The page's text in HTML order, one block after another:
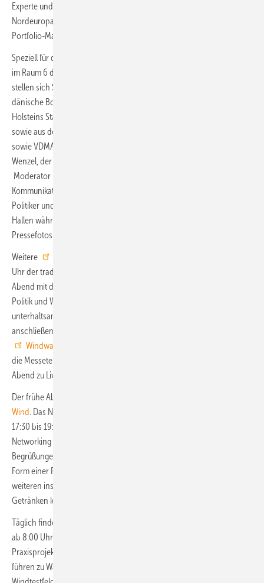
Experte und Bremer Honorarprofessor Dennis-Kenji Kipker, Vestas-
Nordeuropa-Chef Nils de Baar sowie Joris Peeters als Chef des
Portfolio-Management beim Getriebezulieferer ZF Wind Power.
Speziell für die Presse folgt von 11 bis 11.50 Uhr die Pressekonferenz
im Raum 6 des ersten Obergeschosses im NCC. Dem Pressegespräch
stellen sich Schleswig-Holsteins Ministerpräsident Günther, der
dänische Botschafter in Deutschland Østrup Møller, Schleswig-
Holsteins Staatskanzlei-Chef Schrödter und Messechefin Meike Kern
sowie aus der Windkraft-Branche BWE-Präsidentin Bärbel Heidebroek
sowie VDMA-Power-Systems-Chef Rendschmidt – außerdem Andreas
Wenzel, der Geschäftsführer der Deutsch-Dänischen Handelskammer.
Moderator ist Alexander Schwertner vom Hamburger
Kommunikationsdienstleister Ifok. Von 11:55 bis 13:15 Uhr ziehen
Politiker und Branchenvertreter bei Messerundgängen durch die
Hallen während Journalisten die Gelegenheit nutzen, dabei
Pressefotos zu produzieren.
Weitere
Uhr der traditionelle
Abend mit dem
Politik und Wirtschaft verspricht die Messe ebenso wie ein
unterhaltsames stimmungsvolles musikalisches Rahmenprogramm mit
anschließender
Windwanderer-Festival
die Messeteilnehmenden beim Schlendern am Husumer Hafen den
Abend zu Live-Musik ausklingen lassen.
Der frühe Abend am Mittwoch, 17. September, gehört
Wind. Das Netzwerktreffen für weibliche Windkraftakteure findet von
17:30 bis 19:30 Uhr im NCC-Auditorium statt. Empowerment und
Networking sind der Zweck des traditionellen Branchentreffs.
Begrüßungen beim Netzwerktreffen erfolgen durch die Veranstalter, in
Form einer Rede der Schirmherrin Bärbel Heidebroek und einer
weiteren inspirierenden Keynote aus der Branche. Bei Snacks und
Getränken klingt das Ladies-only-Event aus!
Täglich finden an den Messetagen vom 17. bis 19. September immer
ab 8:00 Uhr morgens geführte Onshore-Exkursionen zu
Praxisprojekten am schleswig-holsteinischen Land statt: Die Ausflüge
führen zu Wasserstoffinfrastruktur und Batteriespeichern bis hin zu